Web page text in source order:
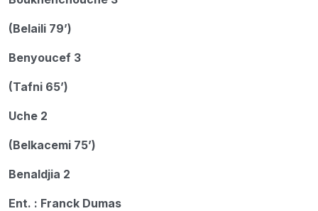
(Belaili 79’)
Benyoucef 3
(Tafni 65’)
Uche 2
(Belkacemi 75’)
Benaldjia 2
Ent. : Franck Dumas